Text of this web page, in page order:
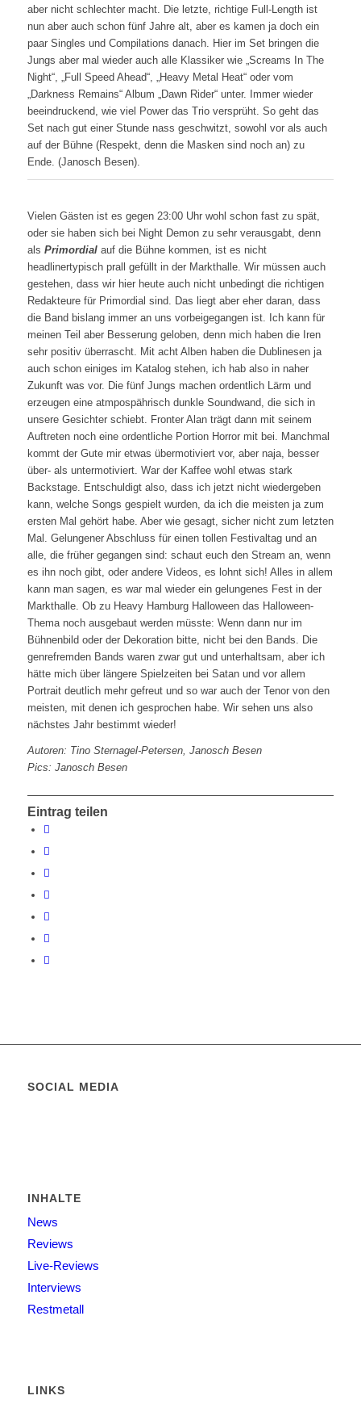
aber nicht schlechter macht. Die letzte, richtige Full-Length ist
nun aber auch schon fünf Jahre alt, aber es kamen ja doch ein
paar Singles und Compilations danach. Hier im Set bringen die
Jungs aber mal wieder auch alle Klassiker wie „Screams In The
Night“, „Full Speed Ahead“, „Heavy Metal Heat“ oder vom
„Darkness Remains“ Album „Dawn Rider“ unter. Immer wieder
beeindruckend, wie viel Power das Trio versprüht. So geht das
Set nach gut einer Stunde nass geschwitzt, sowohl vor als auch
auf der Bühne (Respekt, denn die Masken sind noch an) zu
Ende. (Janosch Besen).
Vielen Gästen ist es gegen 23:00 Uhr wohl schon fast zu spät,
oder sie haben sich bei Night Demon zu sehr verausgabt, denn
als Primordialauf die Bühne kommen, ist es nicht
headlinertypisch prall gefüllt in der Markthalle. Wir müssen auch
gestehen, dass wir hier heute auch nicht unbedingt die richtigen
Redakteure für Primordial sind. Das liegt aber eher daran, dass
die Band bislang immer an uns vorbeigegangen ist. Ich kann für
meinen Teil aber Besserung geloben, denn mich haben die Iren
sehr positiv überrascht. Mit acht Alben haben die Dublinesen ja
auch schon einiges im Katalog stehen, ich hab also in naher
Zukunft was vor. Die fünf Jungs machen ordentlich Lärm und
erzeugen eine atmpospährisch dunkle Soundwand, die sich in
unsere Gesichter schiebt. Fronter Alan trägt dann mit seinem
Auftreten noch eine ordentliche Portion Horror mit bei. Manchmal
kommt der Gute mir etwas übermotiviert vor, aber naja, besser
über- als untermotiviert. War der Kaffee wohl etwas stark
Backstage. Entschuldigt also, dass ich jetzt nicht wiedergeben
kann, welche Songs gespielt wurden, da ich die meisten ja zum
ersten Mal gehört habe. Aber wie gesagt, sicher nicht zum letzten
Mal. Gelungener Abschluss für einen tollen Festivaltag und an
alle, die früher gegangen sind: schaut euch den Stream an, wenn
es ihn noch gibt, oder andere Videos, es lohnt sich! Alles in allem
kann man sagen, es war mal wieder ein gelungenes Fest in der
Markthalle. Ob zu Heavy Hamburg Halloween das Halloween-
Thema noch ausgebaut werden müsste: Wenn dann nur im
Bühnenbild oder der Dekoration bitte, nicht bei den Bands. Die
genrefremden Bands waren zwar gut und unterhaltsam, aber ich
hätte mich über längere Spielzeiten bei Satan und vor allem
Portrait deutlich mehr gefreut und so war auch der Tenor von den
meisten, mit denen ich gesprochen habe. Wir sehen uns also
nächstes Jahr bestimmt wieder!
Autoren: Tino Sternagel-Petersen, Janosch Besen
Pics: Janosch Besen
Eintrag teilen
SOCIAL MEDIA
INHALTE
News
Reviews
Live-Reviews
Interviews
Restmetall
LINKS